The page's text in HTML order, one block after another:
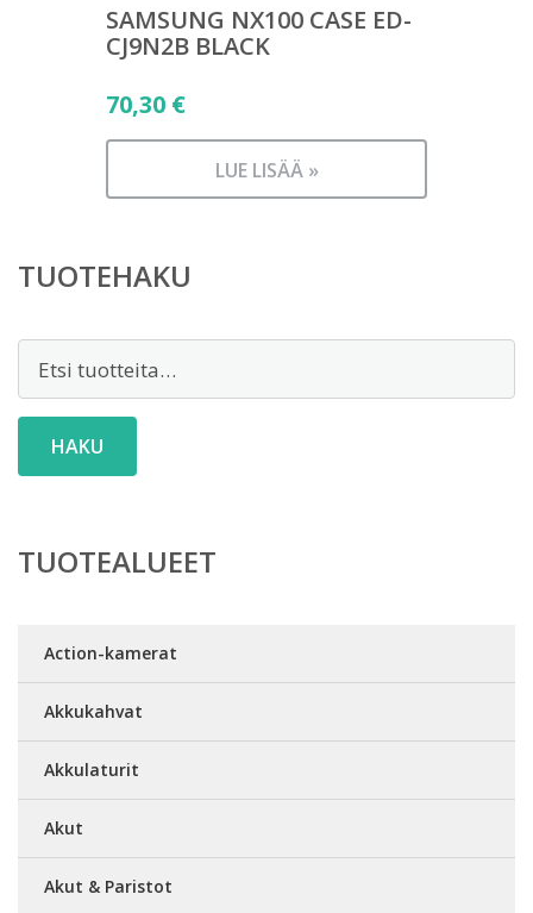
SAMSUNG NX100 CASE ED-
CJ9N2B BLACK
70,30 €
LUE LISÄÄ »
TUOTEHAKU
HAKU
TUOTEALUEET
Action-kamerat
Akkukahvat
Akkulaturit
Akut
Akut & Paristot